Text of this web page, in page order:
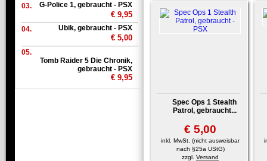
Spec Ops 1 Stealth
Patrol, gebraucht...
€ 5,00
inkl. MwSt. (nicht ausweisbar
nach §25a UStG)
zzgl. Versand
03. G-Police 1, gebraucht - PSX
€ 9,95
04. Ubik, gebraucht - PSX
€ 5,00
05.
Tomb Raider 5 Die Chronik,
gebraucht - PSX
€ 9,95